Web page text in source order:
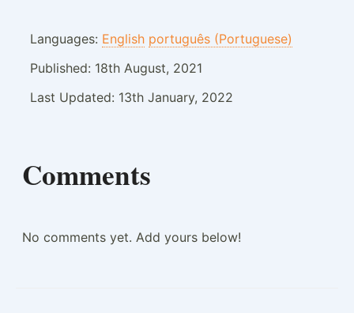
Languages: English português (Portuguese)
Published: 18th August, 2021
Last Updated: 13th January, 2022
Comments
No comments yet. Add yours below!